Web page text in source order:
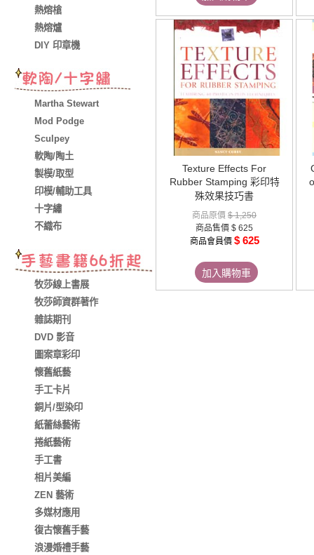
熱熔槍
熱熔爐
DIY 印章機
Martha Stewart
Mod Podge
Sculpey
軟陶/陶土
製模/取型
印模/輔助工具
十字繡
不織布
牧莎線上書展
牧莎師資群著作
雜誌期刊
DVD 影音
圖案章彩印
懷舊紙藝
手工卡片
銅片/型染印
紙蕾絲藝術
捲紙藝術
手工書
相片美編
ZEN 藝術
多媒材應用
復古懷舊手藝
浪漫婚禮手藝
Texture Effects For
Rubber Stamping 彩印特
殊效果技巧書
商品原價 $ 1,250
商品售價 $ 625
商品會員價 $ 625
加入購物車